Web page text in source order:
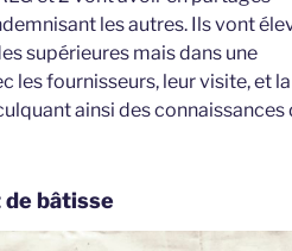
les autres. Ils vont
supérieures mais dans une
les fournisseurs, leur visite, et
ainsi des
bâtisse